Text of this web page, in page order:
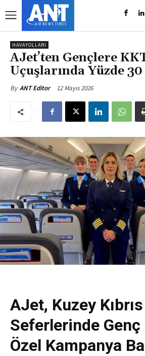
HAVAYOLLARI
AJet’ten Gençlere
Uçuşlarında Yüzde
By ANT Editor 12 Mayıs 2026
AJet, Kuzey Kıbrıs
Seferlerinde Genç
Özel Kampanya